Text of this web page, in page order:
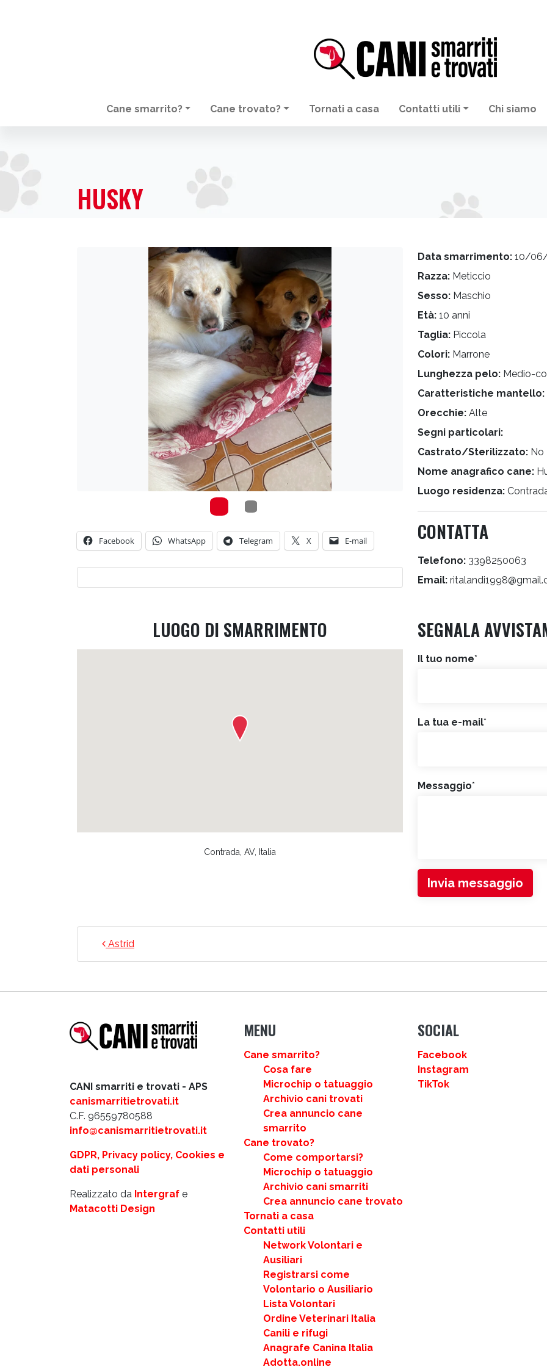
NAVIGAZIONE PRINCIPALE
Cane smarrito? Cane trovato? Tornati a casa Contatti utili Chi siamo
HUSKY
Facebook WhatsApp Telegram X E-mail
Data smarrimento: 10/
Razza: Meticcio
Sesso: Maschio
Età: 10 anni
Taglia: Piccola
Colori: Marrone
Lunghezza pelo: Medio-
Caratteristiche mantello:
Orecchie: Alte
Segni particolari:
Castrato/Sterilizzato: No
Nome anagrafico cane:
Luogo residenza:
CONTATTA
Telefono: 3398250063
Email:
LUOGO DI SMARRIMENTO
Contrada, AV, Italia
SEGNALA
Il tuo nome*
La tua e-mail*
Messaggio*
Invia messaggio
NAVIGAZIONE ARTICOLI
Astrid
CANI smarriti e trovati - APS
canismarritietrovati.it
C.F. 96559780588
info@canismarritietrovati.it
GDPR, Privacy policy, Cookies e
dati personali
Realizzato da Intergraf e
Matacotti Design
MENU
Cane smarrito?
Cosa fare
Microchip o tatuaggio
Archivio cani trovati
Crea annuncio cane
smarrito
Cane trovato?
Come comportarsi?
Microchip o tatuaggio
Archivio cani smarriti
Crea annuncio cane trovato
Tornati a casa
Contatti utili
Network Volontari e
Ausiliari
Registrarsi come
Volontario o Ausiliario
Lista Volontari
Ordine Veterinari Italia
Canili e rifugi
Anagrafe Canina Italia
Adotta.online
SOCIAL
Facebook
Instagram
TikTok